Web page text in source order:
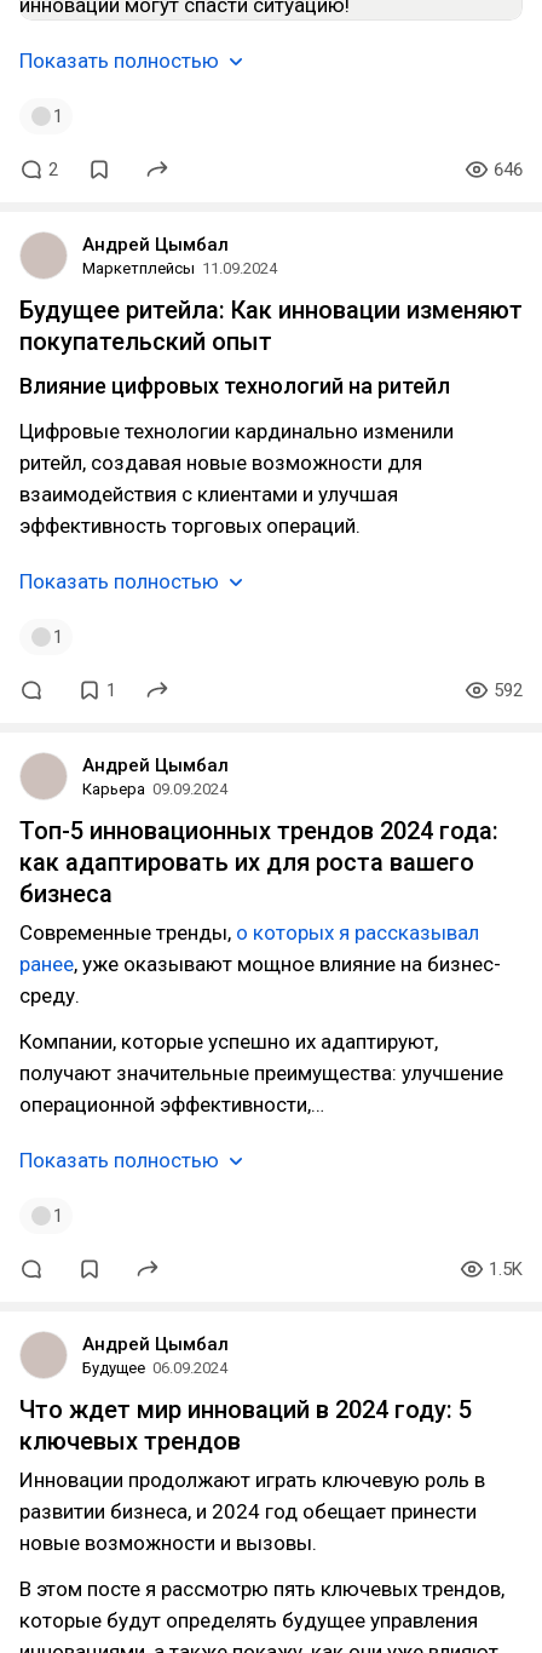
Показать полностью
1
2 646
Андрей Цымбал
Маркетплейсы 11.09.2024
Будущее ритейла: Как инновации изменяют
покупательский опыт
Влияние цифровых технологий на ритейл
Цифровые технологии кардинально изменили
ритейл, создавая новые возможности для
взаимодействия с клиентами и улучшая
эффективность торговых операций.
Показать полностью
1
1 592
Андрей Цымбал
Карьера 09.09.2024
Топ-5 инновационных трендов 2024 года:
как адаптировать их для роста вашего
бизнеса
Современные тренды, о которых я рассказывал
ранее, уже оказывают мощное влияние на бизнес-
среду.
Компании, которые успешно их адаптируют,
получают значительные преимущества: улучшение
операционной эффективности,…
Показать полностью
1
1.5K
Андрей Цымбал
Будущее 06.09.2024
Что ждет мир инноваций в 2024 году: 5
ключевых трендов
Инновации продолжают играть ключевую роль в
развитии бизнеса, и 2024 год обещает принести
новые возможности и вызовы.
В этом посте я рассмотрю пять ключевых трендов,
которые будут определять будущее управления